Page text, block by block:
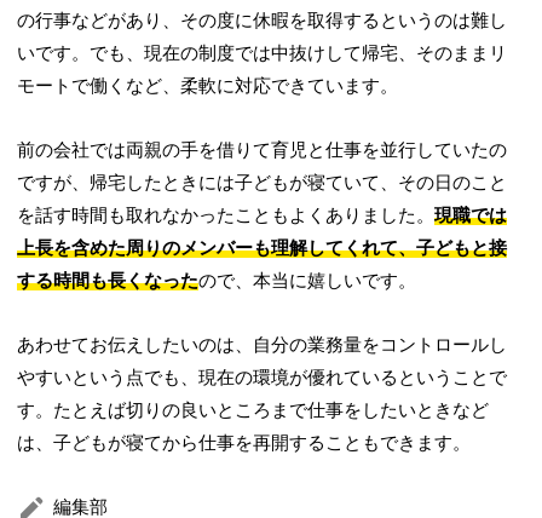
の行事などがあり、その度に休暇を取得するというのは難し
いです。でも、現在の制度では中抜けして帰宅、そのままリ
モートで働くなど、柔軟に対応できています。
前の会社では両親の手を借りて育児と仕事を並行していたの
ですが、帰宅したときには子どもが寝ていて、その日のこと
を話す時間も取れなかったこともよくありました。現職では
上長を含めた周りのメンバーも理解してくれて、子どもと接
する時間も長くなったので、本当に嬉しいです。
あわせてお伝えしたいのは、自分の業務量をコントロールし
やすいという点でも、現在の環境が優れているということで
す。たとえば切りの良いところまで仕事をしたいときなど
は、子どもが寝てから仕事を再開することもできます。
編集部